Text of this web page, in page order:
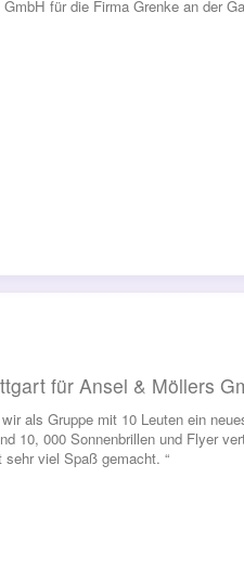
für die Firma Grenke an der
für Ansel & Möllers
als Gruppe mit 10 Leuten ein
10, 000 Sonnenbrillen und Flyer
viel Spaß gemacht. “